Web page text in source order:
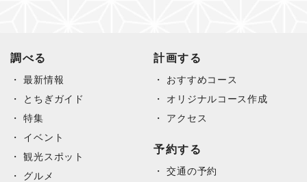
調べる
最新情報
とちぎガイド
特集
イベント
観光スポット
グルメ
計画する
おすすめコース
オリジナルコース作成
アクセス
予約する
交通の予約